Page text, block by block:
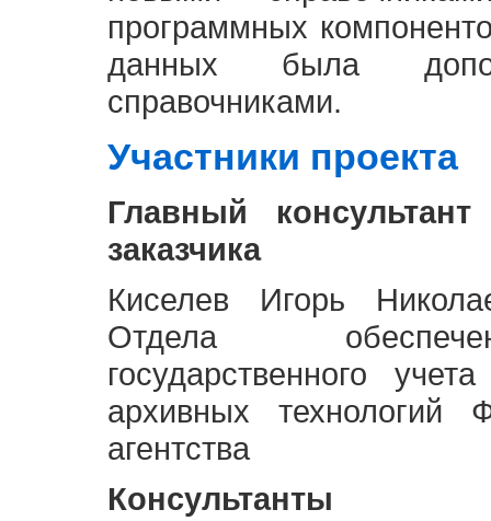
программных
данных была
справочниками.
Участники проекта
Главный
заказчика
Киселев Игорь
Отдела
государственного
архивных технологий
агентства
Консультанты